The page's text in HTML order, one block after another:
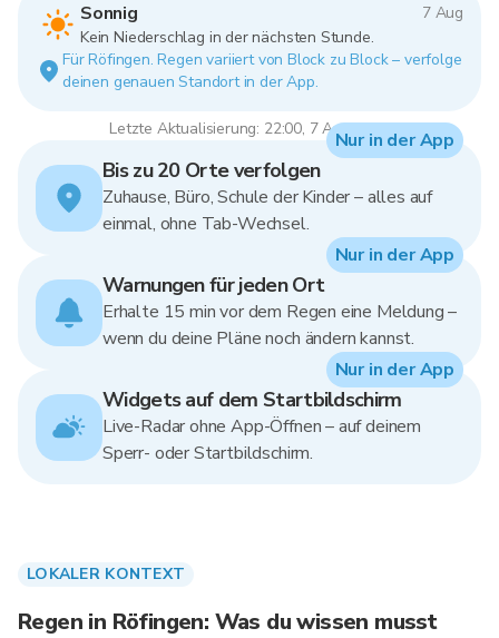
Sonnig
7 Aug
Kein Niederschlag in der nächsten Stunde.
Für Röfingen. Regen variiert von Block zu Block – verfolge
deinen genauen Standort in der App.
Letzte Aktualisierung: 22:00, 7 Aug 2026
Bis zu 20 Orte verfolgen
Zuhause, Büro, Schule der Kinder – alles auf
einmal, ohne Tab-Wechsel.
Nur in der App
Warnungen für jeden Ort
Erhalte 15 min vor dem Regen eine Meldung –
wenn du deine Pläne noch ändern kannst.
Nur in der App
Widgets auf dem Startbildschirm
Live-Radar ohne App-Öffnen – auf deinem
Sperr- oder Startbildschirm.
Nur in der App
LOKALER KONTEXT
Regen in Röfingen: Was du wissen musst